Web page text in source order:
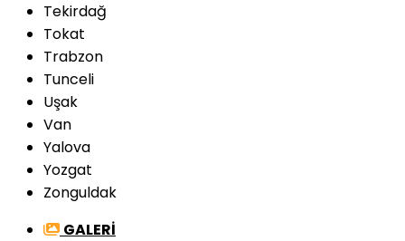
Tekirdağ
Tokat
Trabzon
Tunceli
Uşak
Van
Yalova
Yozgat
Zonguldak
GALERİ